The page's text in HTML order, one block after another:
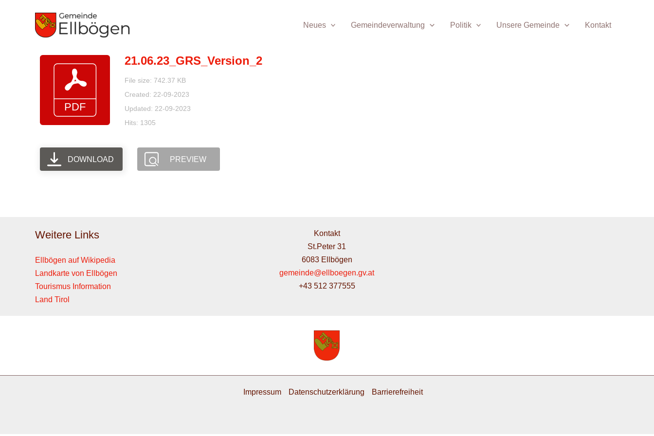
Neues Gemeindeverwaltung Politik Unsere Gemeinde Kontakt
21.06.23_GRS_Version_2
File size: 742.37 KB
Created: 22-09-2023
Updated: 22-09-2023
Hits: 1305
DOWNLOAD PREVIEW
Weitere Links
Ellbögen auf Wikipedia
Landkarte von Ellbögen
Tourismus Information
Land Tirol
Kontakt
St.Peter 31
6083 Ellbögen
gemeinde@ellboegen.gv.at
+43 512 377555
Impressum Datenschutzerklärung Barrierefreiheit